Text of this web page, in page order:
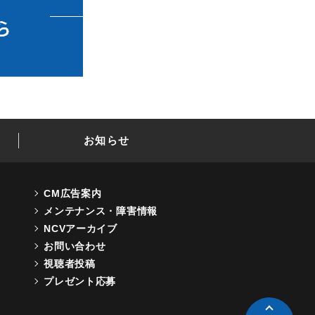
お知らせ
CM広告案内
メンテナンス・障害情報
NCVアーカイブ
お問い合わせ
視聴者投稿
プレゼント応募